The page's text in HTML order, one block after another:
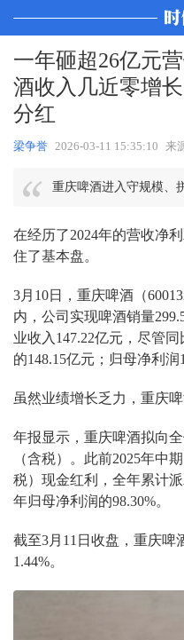
一年砸超26亿元
酒收入几近零增
分红
梁争誉 2026-03-11 15:35:10 来
重庆啤酒进入守规模、
在经历了2024年的营收净
住了基本盘。
3月10日，重庆啤酒（
内，公司实现啤酒销量
业收入147.22亿元，尽管
的148.15亿元；归母净利润
虽然业绩增长乏力，重庆
年报显示，重庆啤酒拟向
（含税）。此前2025年中
税）现金红利，全年累计
年归母净利润的98.30%。
截至3月11日收盘，重庆啤
1.44%。